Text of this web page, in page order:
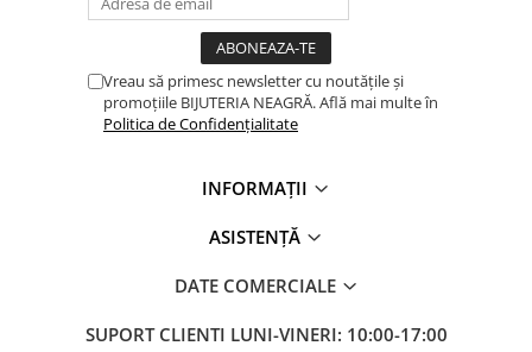
Vreau să primesc newsletter cu noutățile și
promoțiile BIJUTERIA NEAGRĂ. Află mai multe în
Politica de Confidențialitate
INFORMAȚII
ASISTENȚĂ
DATE COMERCIALE
SUPORT CLIENTI LUNI-VINERI: 10:00-17:00